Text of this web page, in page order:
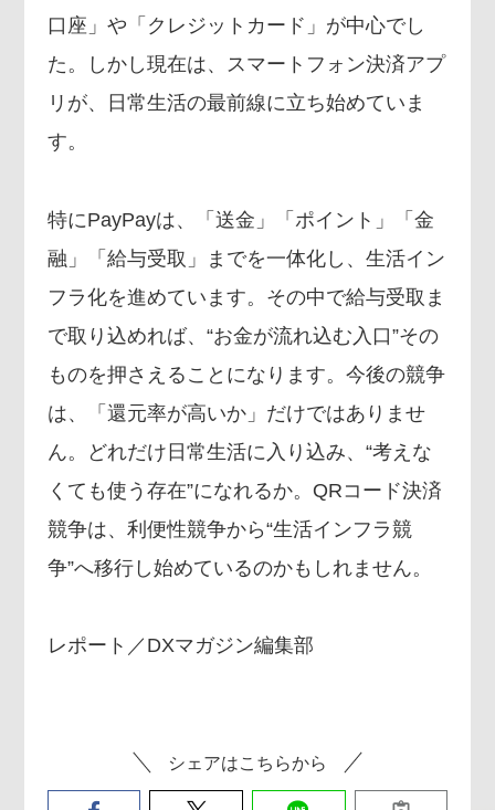
口座」や「クレジットカード」が中心でし
た。しかし現在は、スマートフォン決済アプ
リが、日常生活の最前線に立ち始めていま
す。
特にPayPayは、「送金」「ポイント」「金
融」「給与受取」までを一体化し、生活イン
フラ化を進めています。その中で給与受取ま
で取り込めれば、“お金が流れ込む入口”その
ものを押さえることになります。今後の競争
は、「還元率が高いか」だけではありませ
ん。どれだけ日常生活に入り込み、“考えな
くても使う存在”になれるか。QRコード決済
競争は、利便性競争から“生活インフラ競
争”へ移行し始めているのかもしれません。
レポート／DXマガジン編集部
シェアはこちらから